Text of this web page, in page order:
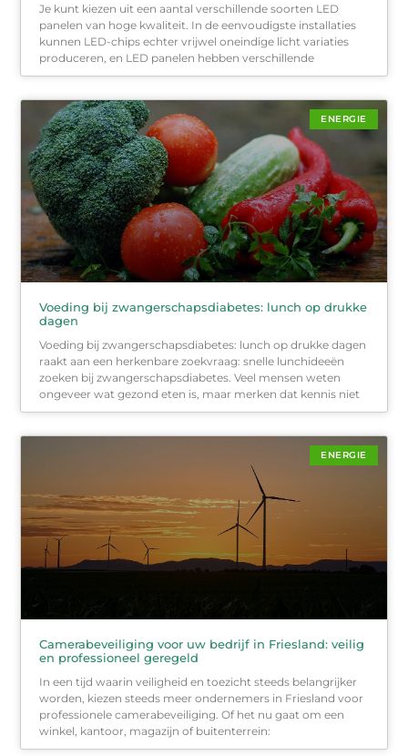
Je kunt kiezen uit een aantal verschillende soorten LED
panelen van hoge kwaliteit. In de eenvoudigste installaties
kunnen LED-chips echter vrijwel oneindige licht variaties
produceren, en LED panelen hebben verschillende
ENERGIE
Voeding bij zwangerschapsdiabetes: lunch op drukke
dagen
Voeding bij zwangerschapsdiabetes: lunch op drukke dagen
raakt aan een herkenbare zoekvraag: snelle lunchideeën
zoeken bij zwangerschapsdiabetes. Veel mensen weten
ongeveer wat gezond eten is, maar merken dat kennis niet
ENERGIE
Camerabeveiliging voor uw bedrijf in Friesland: veilig
en professioneel geregeld
In een tijd waarin veiligheid en toezicht steeds belangrijker
worden, kiezen steeds meer ondernemers in Friesland voor
professionele camerabeveiliging. Of het nu gaat om een
winkel, kantoor, magazijn of buitenterrein: